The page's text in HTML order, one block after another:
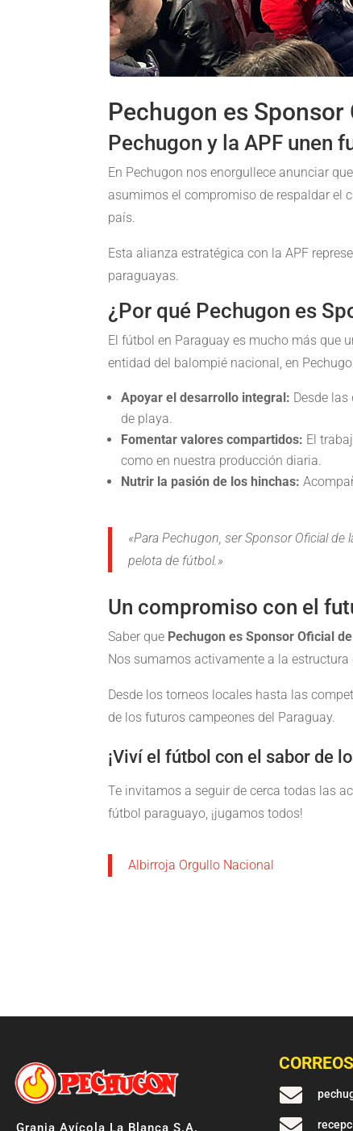
Pechugon es
Pechugon y la APF unen
En Pechugon nos enorgullece anunciar que
asumimos el compromiso de respaldar el
país.
Esta alianza estratégica con la APF
paraguayas.
¿Por qué Pechugon es
El fútbol en Paraguay es mucho más que
entidad del balompié nacional, en
Apoyar el desarrollo integral: Desde
de playa.
Fomentar valores compartidos: El
como en nuestra producción diaria.
Nutrir la pasión de los hinchas:
«Para Pechugon, ser Sponsor Oficial
pelota de fútbol.»
Un compromiso con el
Saber que Pechugon es Sponsor Oficial
Nos sumamos activamente a la
Desde los torneos locales hasta las
de los futuros campeones del Paraguay.
¡Viví el fútbol con el sabor de
Te invitamos a seguir de cerca todas las
fútbol paraguayo, ¡jugamos todos!
Albirroja Orgullo Nacional
Granja Avícola La Blanca S.A.

